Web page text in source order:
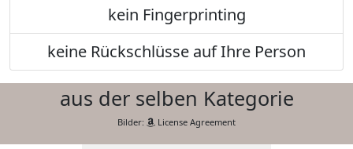
kein Fingerprinting
keine Rückschlüsse auf Ihre Person
aus der selben Kategorie
Bilder: License Agreement